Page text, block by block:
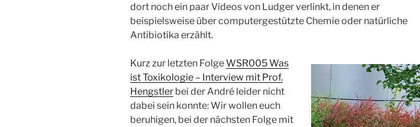
dort noch ein paar Videos von Ludger verlinkt, in denen er
beispielsweise über computergestützte Chemie oder natürliche
Antibiotika erzählt.
Kurz zur letzten FolgeWSR005 Was
ist Toxikologie – Interview mit Prof.
Hengstler bei der André leider nicht
dabei sein konnte: Wir wollen euch
beruhigen, bei der nächsten Folge mit